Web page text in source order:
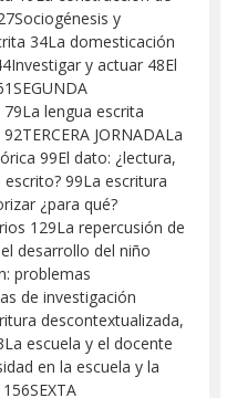
y
34La domesticación
y actuar 48El
79La lengua escrita
JORNADALa
99El dato: ¿lectura,
99La escritura
¿para qué?
129La repercusión de
desarrollo del niño
problemas
de investigación
descontextualizada,
escuela y el docente
en la escuela y la